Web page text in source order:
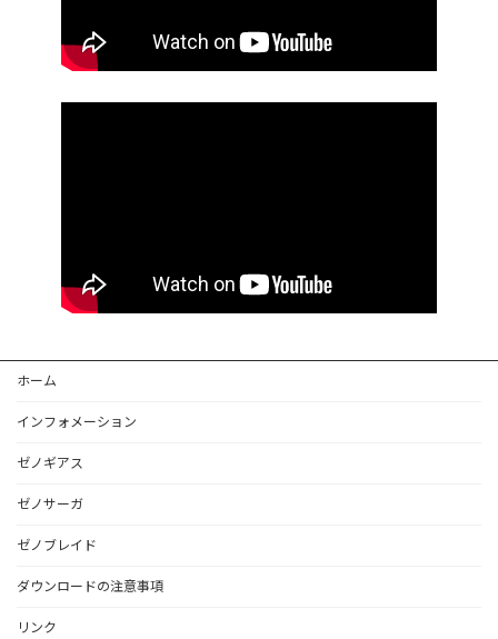
ホーム
インフォメーション
ゼノギアス
ゼノサーガ
ゼノブレイド
ダウンロードの注意事項
リンク